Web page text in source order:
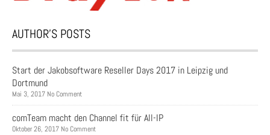
AUTHOR’S POSTS
Start der Jakobsoftware Reseller Days 2017 in Leipzig und
Dortmund
Mai 3, 2017 No Comment
comTeam macht den Channel fit für All-IP
Oktober 26, 2017 No Comment